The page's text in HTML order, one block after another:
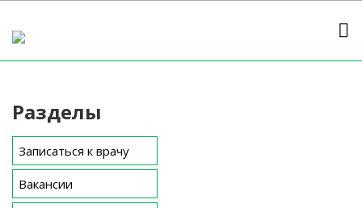
content
Разделы
Записаться к врачу
Вакансии